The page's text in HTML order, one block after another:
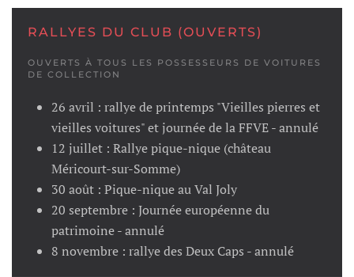
RALLYES DU CLUB (OUVERTS)
OUVERTS À TOUS LES POSSESSEURS DE VOITURES
DE COLLECTION
26 avril : rallye de printemps "Vieilles pierres et
vieilles voitures" et journée de la FFVE - annulé
12 juillet : Rallye pique-nique (château
Méricourt-sur-Somme)
30 août : Pique-nique au Val Joly
20 septembre : Journée européenne du
patrimoine - annulé
8 novembre : rallye des Deux Caps - annulé